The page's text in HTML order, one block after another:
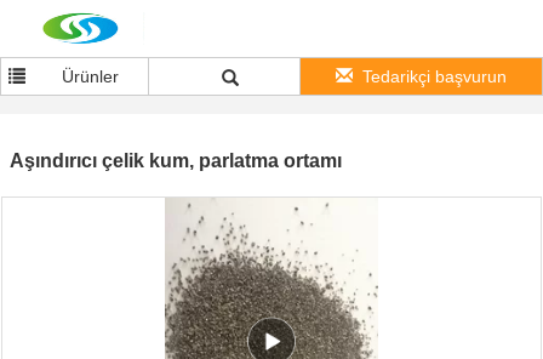
Ürünler Tedarikçi başvurun
Aşındırıcı çelik kum, parlatma ortamı